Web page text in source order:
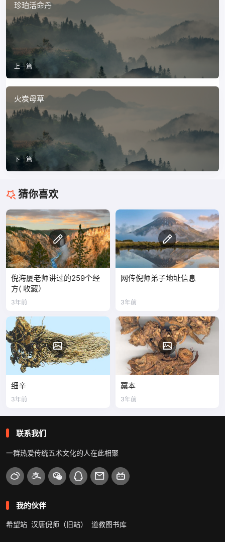
珍珀活命丹
上一篇
火炭母草
下一篇
猜你喜欢
倪海厦老师讲过的259个经
方( 收藏）
3年前
网传倪师弟子地址信息
3年前
细辛
3年前
藁本
3年前
联系我们
一群热爱传统五术文化的人在此相聚
我的伙伴
希望站 汉唐倪师（旧站） 道教图书库